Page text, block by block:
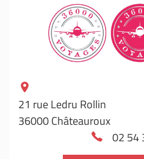
21 rue Ledru Rollin
36000 Châteauroux
02 54